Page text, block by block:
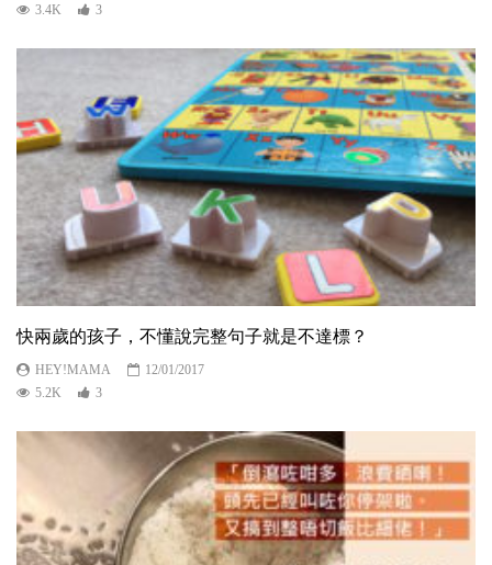
3.4K
3
快兩歲的孩子，不懂說完整句子就是不達標？
HEY!MAMA
12/01/2017
5.2K
3